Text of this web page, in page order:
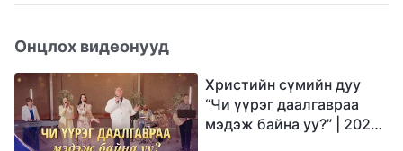
Онцлох видеонууд
Христийн сүмийн дуу
“Чи үүрэг даалгавраа
мэдэж байна уу?” | 2026